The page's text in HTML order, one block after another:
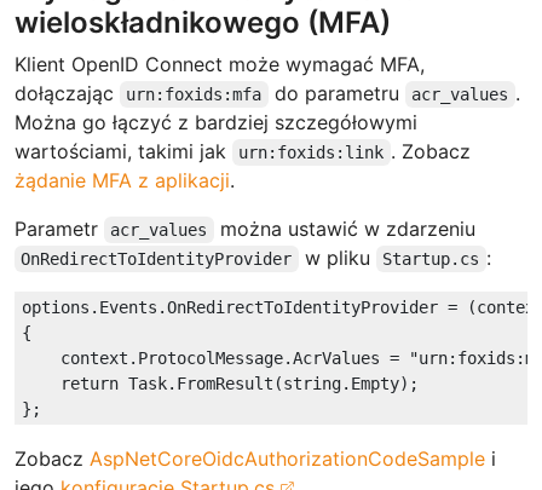
wieloskładnikowego (MFA)
Klient OpenID Connect może wymagać MFA,
dołączając
urn:foxids:mfa do parametru acr_values .
Można go łączyć z bardziej szczegółowymi
wartościami, takimi jak
urn:foxids:link . Zobacz
żądanie MFA z aplikacji.
Parametr
acr_values można ustawić w zdarzeniu
OnRedirectToIdentityProvider w pliku Startup.cs :
options.Events.OnRedirectToIdentityProvider =
{
    context.ProtocolMessage.AcrValues =
return Task.FromResult(string.Empty);
Zobacz AspNetCoreOidcAuthorizationCodeSample i